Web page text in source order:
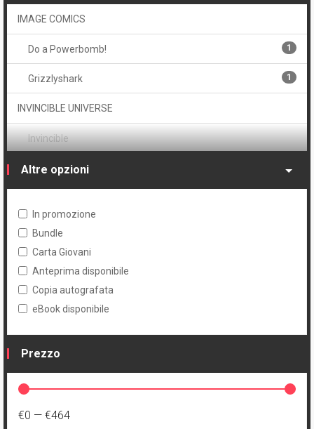
Mike Spicer 1
Cory Walker 1
1
1
IMAGE COMICS
Do a Powerbomb! 1
Grizzlyshark 1
INVINCIBLE UNIVERSE
Invincible
Edizione Omnibus 1
The Divided States of Hysteria
SKYBOUND
Kill the Minotaur
Altre opzioni
In promozione
Bundle
Carta Giovani
Anteprima disponibile
Copia autografata
eBook disponibile
Prezzo
€0 — €464